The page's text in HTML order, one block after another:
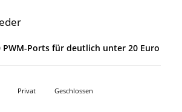
Ports für deutlich unter 20 Euro
Privat Geschlossen